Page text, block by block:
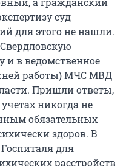
суд
для этого не нашли.
и в ведомственное
работы) МЧС МВД
Пришли ответы,
никогда не
обязательных
здоров. В
для
расстройств